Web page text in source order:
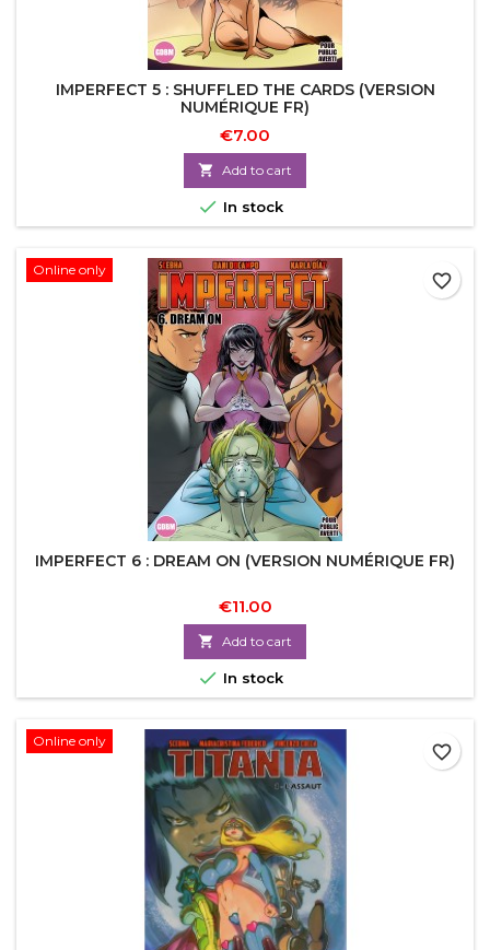
IMPERFECT 5 : SHUFFLED THE CARDS (VERSION
NUMÉRIQUE FR)
€7.00
 Add to cart
 In stock
Online only
IMPERFECT 6 : DREAM ON (VERSION NUMÉRIQUE FR)
€11.00
 Add to cart
 In stock
favorite_border
Online only
favorite_border